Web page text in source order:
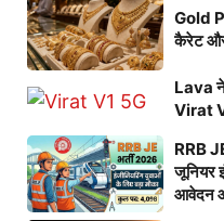
Gold
कैरेट
Lava
Virat
RRB
जूनियर
आवेदन